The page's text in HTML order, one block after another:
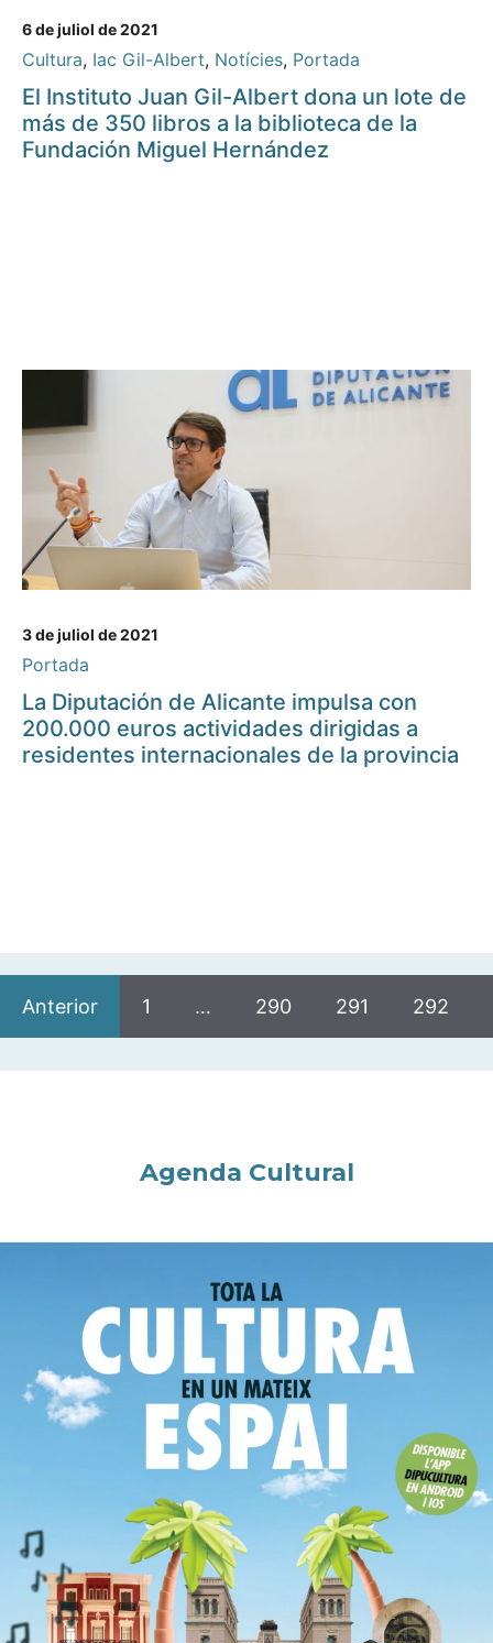
6 de juliol de 2021
Cultura, Iac Gil-Albert, Notícies, Portada
El Instituto Juan Gil-Albert dona un lote de
más de 350 libros a la biblioteca de la
Fundación Miguel Hernández
3 de juliol de 2021
Portada
La Diputación de Alicante impulsa con
200.000 euros actividades dirigidas a
residentes internacionales de la provincia
Anterior 1 … 290 291 292
Agenda Cultural